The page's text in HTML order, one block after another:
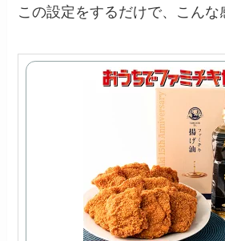
この設定をするだけで、こんな